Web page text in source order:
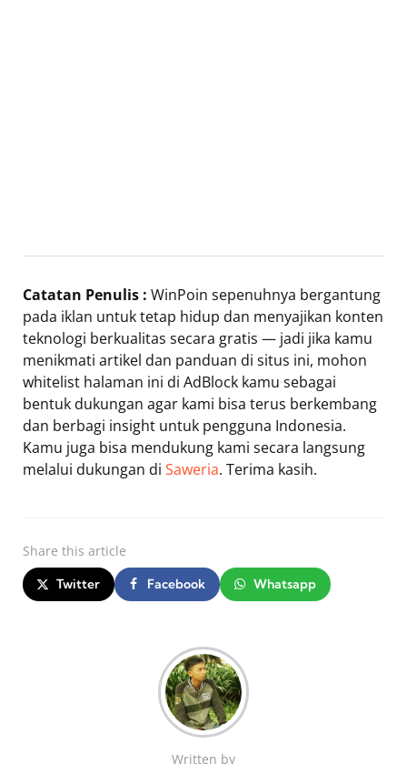
Catatan Penulis : WinPoin sepenuhnya bergantung
pada iklan untuk tetap hidup dan menyajikan konten
teknologi berkualitas secara gratis — jadi jika kamu
menikmati artikel dan panduan di situs ini, mohon
whitelist halaman ini di AdBlock kamu sebagai
bentuk dukungan agar kami bisa terus berkembang
dan berbagi insight untuk pengguna Indonesia.
Kamu juga bisa mendukung kami secara langsung
melalui dukungan di Saweria. Terima kasih.
Share this article
Twitter Facebook Whatsapp
Written by